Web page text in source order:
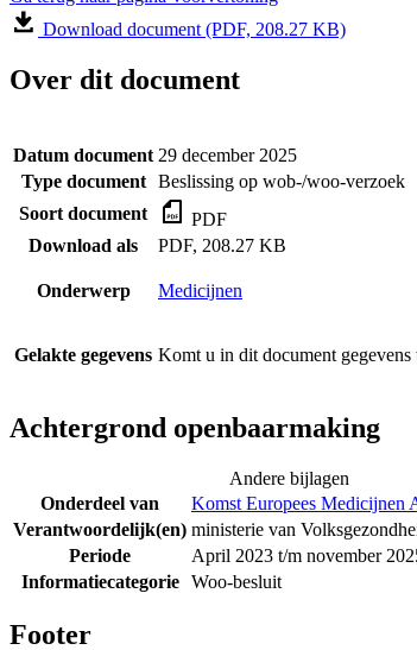
Download document (PDF, 208.27 KB)
Over dit document
Datum document 29 december 2025
Type document
Beslissing op wob-/woo-verzoek
Soort document
PDF
Download als
PDF, 208.27 KB
Onderwerp Medicijnen
Gelakte gegevens Komt u in dit document gegevens
Achtergrond openbaarmaking
Andere bijlagen
Onderdeel van
Komst Europees Medicijnen
Verantwoordelijk(en) ministerie van
Periode
April 2023 t/m november
Informatiecategorie
Woo-besluit
Footer